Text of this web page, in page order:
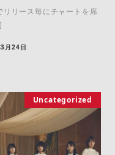
リース毎にチャートを席
月24日
Uncategorized